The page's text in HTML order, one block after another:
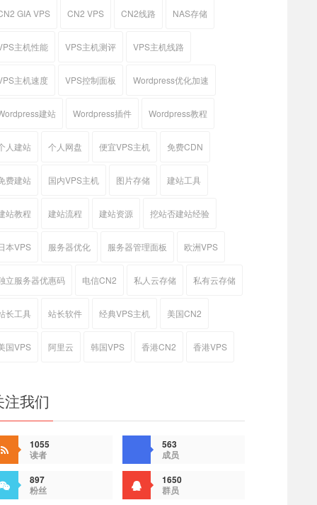
GIA VPS CN2 VPS CN2线路 NAS存储
主机性能 VPS主机测评 VPS主机线路
主机速度 VPS控制面板 Wordpress优化加速
建站 Wordpress插件 Wordpress教程
人建站 个人网盘 便宜VPS主机 免费CDN
费建站 国内VPS主机 图片存储 建站工具
站教程 建站流程 建站资源 挖站否建站经验
本VPS 服务器优化 服务器管理面板 欧洲VPS
立服务器优惠码 电信CN2 私人云存储 私有云存储
长工具 站长软件 经典VPS主机 美国CN2
国VPS 阿里云 韩国VPS 香港CN2 香港VPS
注我们
1055
读者
563
成员
897
粉丝
1650
群员